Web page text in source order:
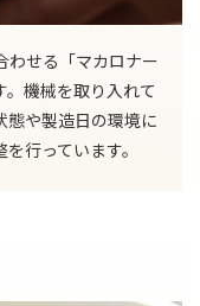
わせる「マカロナー
。機械を取り入れて
態や製造日の環境に
行っています。